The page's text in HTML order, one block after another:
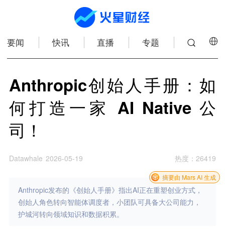
要闻 快讯 直播 专题
Anthropic创始人手册：如
何打造一家 AI Native 公
司！
Datawhale 2026-05-19 热度 ： 26419
Anthropic发布的《创始人手册》指出AI正在重塑创业方式，
创始人角色转向智能体调度者，小团队可具备大公司能力，
护城河转向领域知识和数据积累。
摘要由 Mars AI 生成